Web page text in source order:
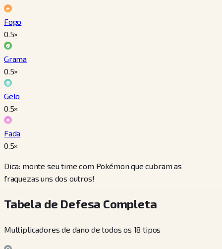
Fogo
0.5×
Grama
0.5×
Gelo
0.5×
Fada
0.5×
Dica: monte seu time com Pokémon que cubram as
fraquezas uns dos outros!
Tabela de Defesa Completa
Multiplicadores de dano de todos os 18 tipos